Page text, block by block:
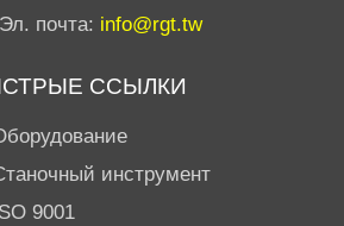
почта: info@rgt.tw
ССЫЛКИ
инструмент
ISO 9001